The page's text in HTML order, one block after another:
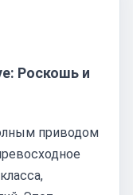
Роскошь и
приводом